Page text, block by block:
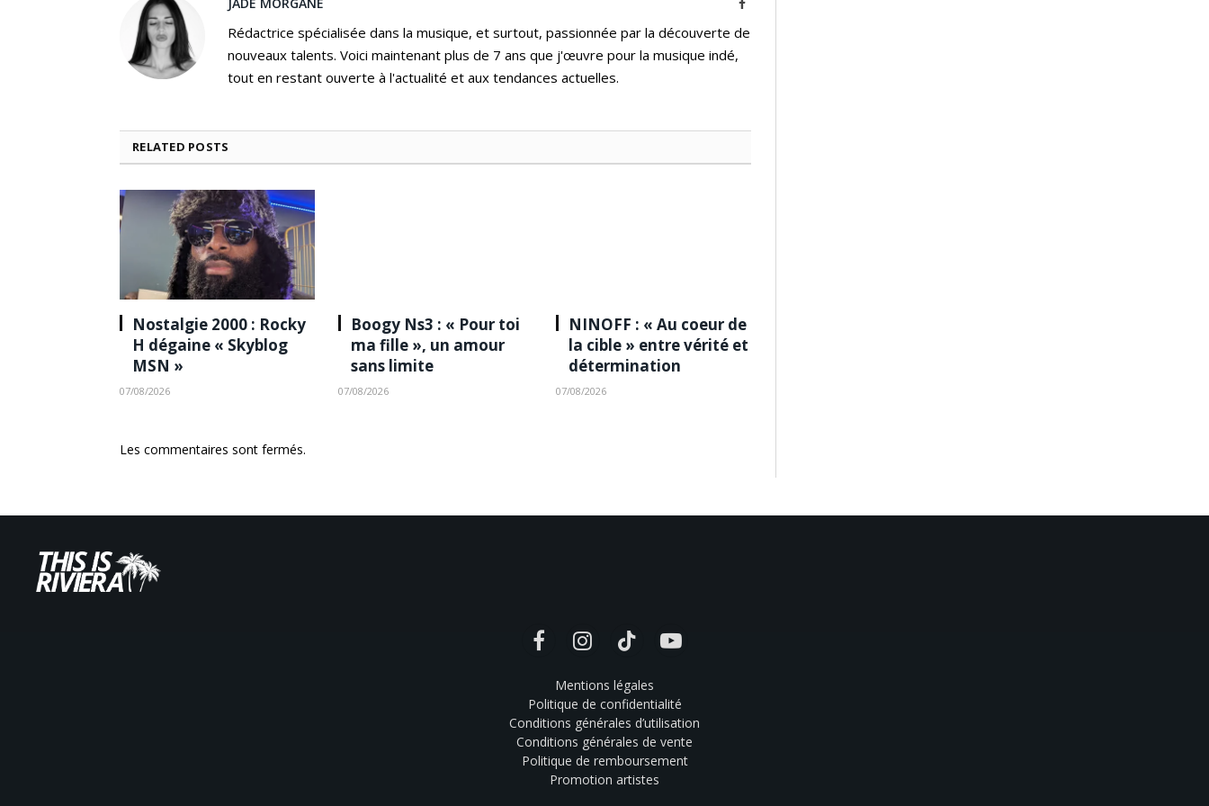
Rédactrice spécialisée dans la musique, et surtout, passionnée par la découverte de
nouveaux talents. Voici maintenant plus de 7 ans que j'œuvre pour la musique indé,
tout en restant ouverte à l'actualité et aux tendances actuelles.
RELATED POSTS
Nostalgie 2000 : Rocky
H dégaine « Skyblog
MSN »
07/08/2026
Boogy Ns3 : « Pour toi
ma fille », un amour
sans limite
07/08/2026
NINOFF : « Au coeur de
la cible » entre vérité et
détermination
07/08/2026
Les commentaires sont fermés.
FacebookInstagramTikTok YouTube
Mentions légales
Politique de confidentialité
Conditions générales d’utilisation
Conditions générales de vente
Politique de remboursement
Promotion artistes